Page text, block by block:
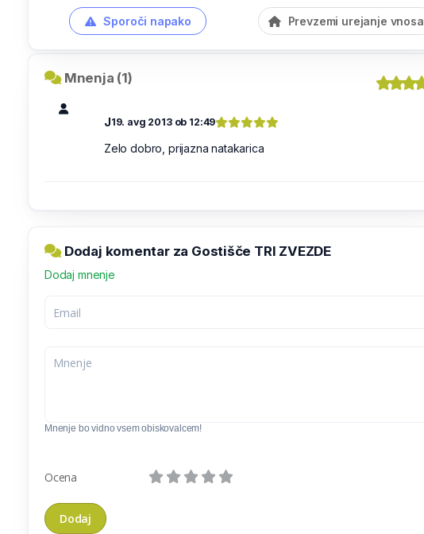
Sporoči napako Prevzemi urejanje vnosa
Mnenja (1)
J19. avg 2013 ob 12:49
Zelo dobro, prijazna natakarica
Dodaj komentar za Gostišče TRI ZVEZDE
Dodaj mnenje
Mnenje bo vidno vsem obiskovalcem!
Ocena